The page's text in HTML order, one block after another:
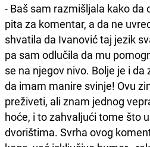
- Baš sam razmišljala kako da
pita za komentar, a da ne
shvatila da Ivanović taj jezik
pa sam odlučila da mu
se na njegov nivo. Bolje je i
da imam manire svinje! Ovu
preživeti, ali znam jednog
hoće, i to zahvaljući tome što
dvorištima. Svrha ovog